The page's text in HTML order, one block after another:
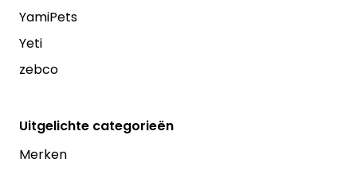
YamiPets
Yeti
zebco
Uitgelichte categorieën
Merken